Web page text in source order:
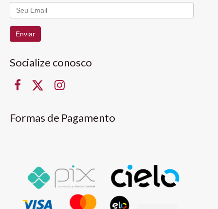
Enviar
Socialize conosco
Formas de Pagamento